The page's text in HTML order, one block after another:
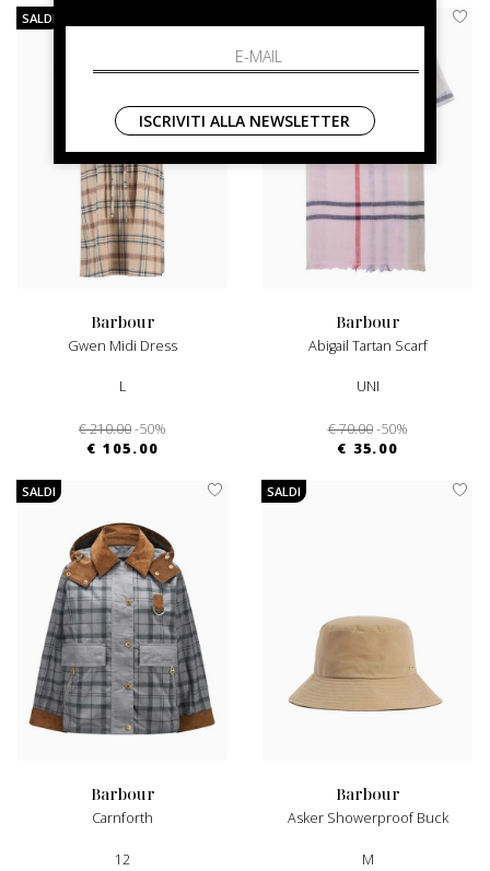
SALDI
barbour
Gwen Midi Dress
L
€ 210.00-50%
€ 105.00
barbour
Abigail Tartan Scarf
UNI
€ 70.00 -50%
€ 35.00
SALDI
barbour
Carnforth
12
SALDI
barbour
Asker Showerproof Buck
M
ISCRIVITI ALLA NEWSLETTER